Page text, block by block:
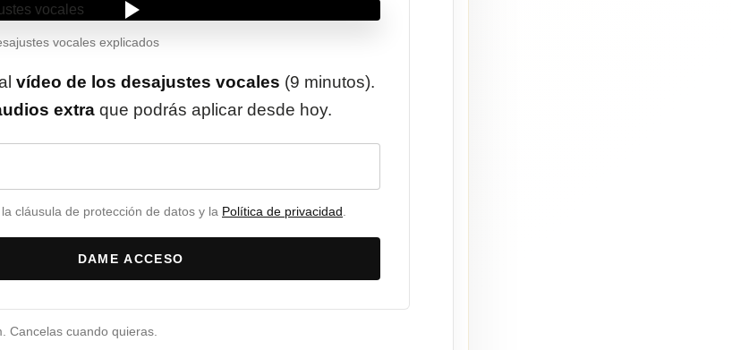
vocales explicados
vídeo de los desajustes vocales (9 minutos).
extra que podrás aplicar desde hoy.
cláusula de protección de datos y la Política de privacidad
DAME ACCESO
Cancelas cuando quieras.